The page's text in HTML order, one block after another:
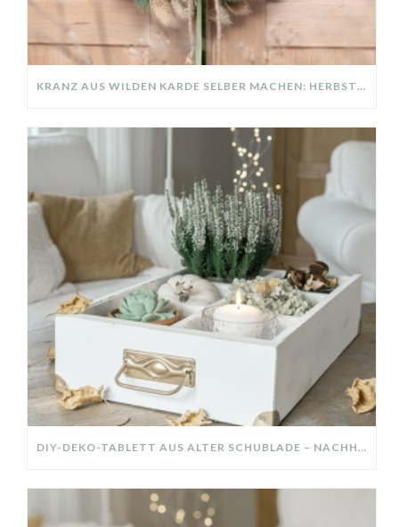
KRANZ AUS WILDEN KARDE SELBER MACHEN: HERBSTDEKO GANZ EINFACH
DIY-DEKO-TABLETT AUS ALTER SCHUBLADE – NACHHALTIGE HERBSTDEKO SELBER MACHEN!